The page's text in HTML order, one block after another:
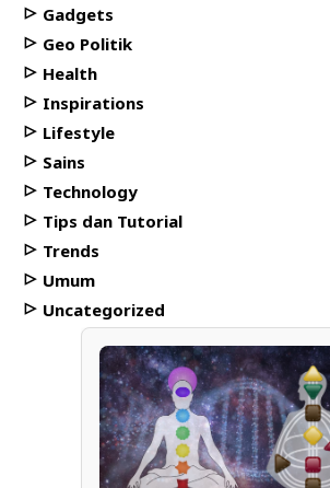
Gadgets
Geo Politik
Health
Inspirations
Lifestyle
Sains
Technology
Tips dan Tutorial
Trends
Umum
Uncategorized